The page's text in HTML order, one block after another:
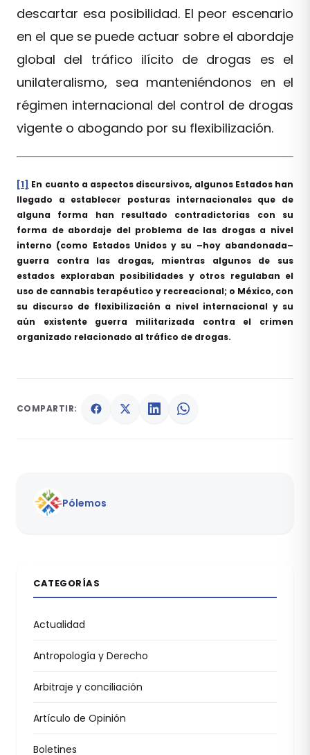
descartar esa posibilidad. El peor escenario
en el que se puede actuar sobre el abordaje
global del tráfico ilícito de drogas es el
unilateralismo, sea manteniéndonos en el
régimen internacional del control de drogas
vigente o abogando por su flexibilización.
[1] En cuanto a aspectos discursivos, algunos Estados han
llegado a establecer posturas internacionales que de
alguna forma han resultado contradictorias con su
forma de abordaje del problema de las drogas a nivel
interno (como Estados Unidos y su –hoy abandonada–
guerra contra las drogas, mientras algunos de sus
estados exploraban posibilidades y otros regulaban el
uso de cannabis terapéutico y recreacional; o México, con
su discurso de flexibilización a nivel internacional y su
aún existente guerra militarizada contra el crimen
organizado relacionado al tráfico de drogas.
COMPARTIR:
Pólemos
CATEGORÍAS
Actualidad
Antropología y Derecho
Arbitraje y conciliación
Artículo de Opinión
Boletines